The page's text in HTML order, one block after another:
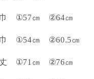
①57㎝ ②64㎝
①54㎝ ②60.5㎝
①71 ㎝ ②76㎝